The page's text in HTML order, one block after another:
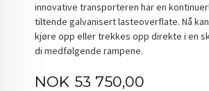
innovative transporteren har en
tiltende galvanisert lasteoverflate. Nå
kjøre opp eller trekkes opp direkte i en
di medfølgende rampene.
Pris
NOK 53 750,00